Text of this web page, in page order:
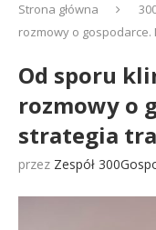
Strona główna
rozmowy o
Od sporu
rozmowy o
strategia
przez Zespół